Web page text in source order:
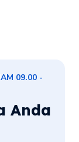
09.00 -
Anda